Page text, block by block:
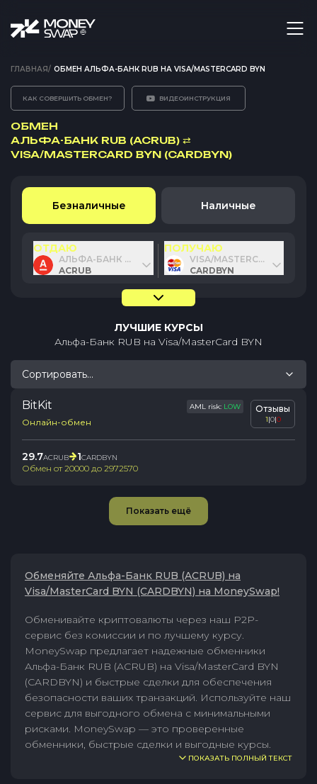
ГЛАВНАЯ/ ОБМЕН АЛЬФА-БАНК RUB НА VISA/MASTERCARD BYN
КАК СОВЕРШИТЬ ОБМЕН? ВИДЕОИНСТРУКЦИЯ
ОБМЕН
АЛЬФА-БАНК RUB (ACRUB) ⇄
VISA/MASTERCARD BYN (CARDBYN)
Безналичные Наличные
ОТДАЮ
АЛЬФА-БАНК RUB
ACRUB
ПОЛУЧАЮ
VISA/MASTERCARD BYN
CARDBYN
ЛУЧШИЕ КУРСЫ
Альфа-Банк RUB на Visa/MasterCard BYN
Сортировать...
BitKit AML risk: LOW
Онлайн-обмен
Отзывы
1|0|0
29.7ACRUB 1CARDBYN
Обмен от20000 до 2972570
Показать ещё
Обменяйте Альфа-Банк RUB (ACRUB) на
Visa/MasterCard BYN (CARDBYN) на MoneySwap!
Обменивайте криптовалюты через наш P2P-
сервис без комиссии и по лучшему курсу.
MoneySwap предлагает надежные обменники
Альфа-Банк RUB (ACRUB) на Visa/MasterCard BYN
(CARDBYN) и быстрые сделки для обеспечения
безопасности ваших транзакций. Используйте наш
сервис для выгодного обмена с минимальными
рисками. MoneySwap — это проверенные
обменники, быстрые сделки и выгодные курсы.
ПОКАЗАТЬ ПОЛНЫЙ ТЕКСТ